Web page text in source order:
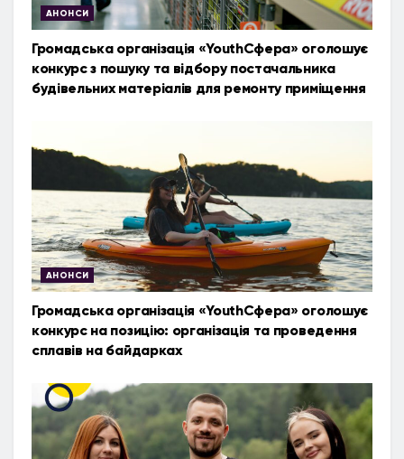
АНОНСИ
Громадська організація «YouthСфера» оголошує
конкурс з пошуку та відбору постачальника
будівельних матеріалів для ремонту приміщення
АНОНСИ
Громадська організація «YouthСфера» оголошує
конкурс на позицію: організація та проведення
сплавів на байдарках